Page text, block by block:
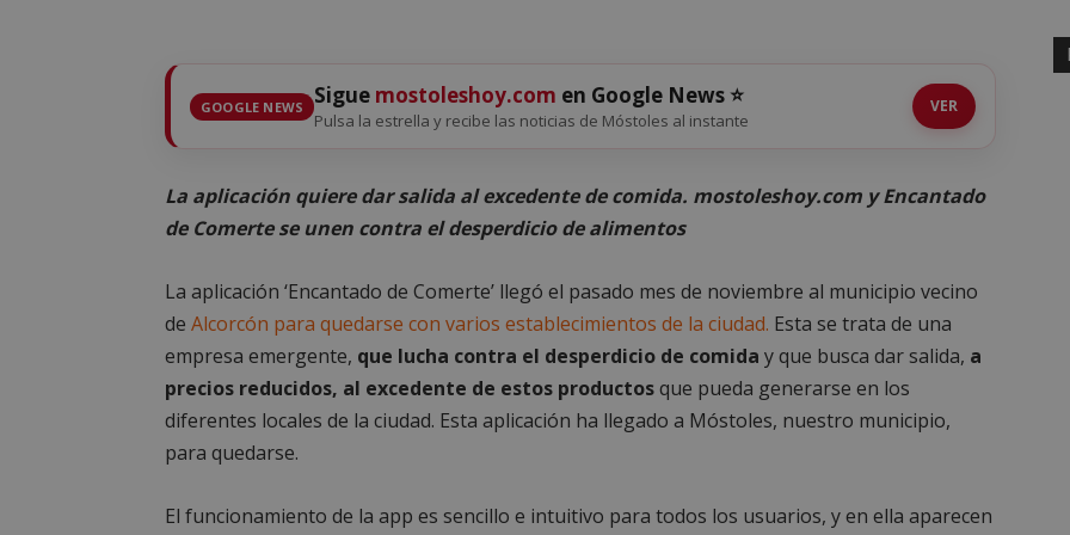
GOOGLE NEWS Sigue mostoleshoy.com en Google News ⭐
Pulsa la estrella y recibe las noticias de Móstoles al instante
VER
La aplicación quiere dar salida al excedente de comida. mostoleshoy.com y Encantado
de Comerte se unen contra el desperdicio de alimentos
La aplicación ‘Encantado de Comerte’ llegó el pasado mes de noviembre al municipio vecino
de Alcorcón para quedarse con varios establecimientos de la ciudad. Esta se trata de una
empresa emergente, que lucha contra el desperdicio de comida y que busca dar salida, a
precios reducidos, al excedente de estos productosque pueda generarse en los
diferentes locales de la ciudad. Esta aplicación ha llegado a Móstoles, nuestro municipio,
para quedarse.
El funcionamiento de la app es sencillo e intuitivo para todos los usuarios, y en ella aparecen